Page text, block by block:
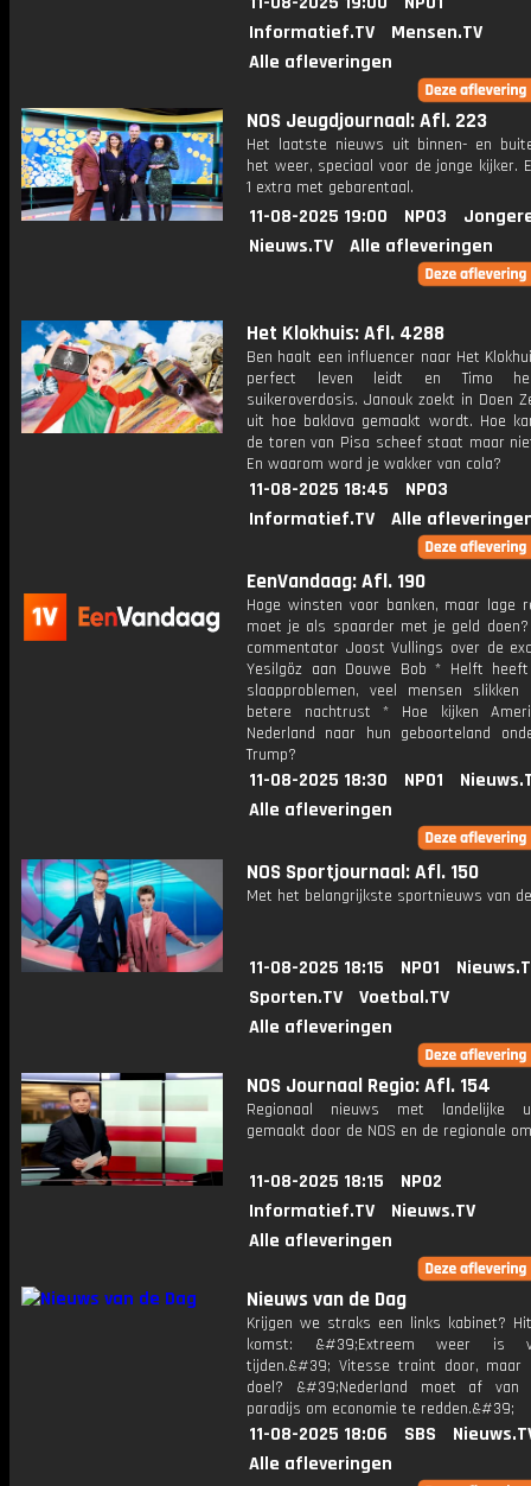
Informatief.TV
Mensen.TV
Alle afleveringen
NOS Jeugdjournaal: Afl. 223
Het laatste nieuws uit binnen- en
het weer, speciaal voor de jonge kijker.
1 extra met gebarentaal.
11-08-2025 19:00 NPO3
Nieuws.TV
Alle afleveringen
Het Klokhuis: Afl. 4288
Ben haalt een influencer naar Het
perfect leven leidt en Timo
suikeroverdosis. Janouk zoekt in Doen
uit hoe baklava gemaakt wordt. Hoe
de toren van Pisa scheef staat maar
En waarom word je wakker van cola?
11-08-2025 18:45
NPO3
Informatief.TV
Alle
EenVandaag: Afl. 190
Hoge winsten voor banken, maar lage
moet je als spaarder met je geld
commentator Joost Vullings over de
Yesilgöz aan Douwe Bob * Helft
slaapproblemen, veel mensen
betere nachtrust * Hoe kijken
Nederland naar hun geboorteland
Trump?
11-08-2025 18:30 NPO1
Alle afleveringen
NOS Sportjournaal: Afl. 150
Met het belangrijkste sportnieuws van
11-08-2025 18:15 NPO1
Sporten.TV
Voetbal.TV
Alle afleveringen
NOS Journaal Regio: Afl. 154
Regionaal nieuws met landelijke
gemaakt door de NOS en de regionale
11-08-2025 18:15
NPO2
Informatief.TV
Nieuws.TV
Alle afleveringen
Nieuws van de Dag
Krijgen we straks een links kabinet?
komst: &#39;Extreem weer is
tijden.&#39; Vitesse traint door, maar
doel? &#39;Nederland moet af van
paradijs om economie te redden.&#39;
11-08-2025 18:06 SBS
Alle afleveringen